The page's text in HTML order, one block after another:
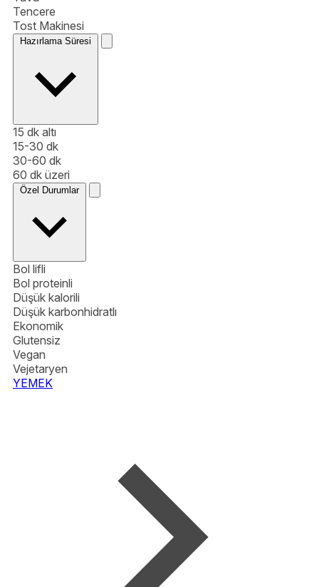
Tencere
Tost Makinesi
Hazırlama Süresi
15 dk altı
15-30 dk
30-60 dk
60 dk üzeri
Özel Durumlar
Bol lifli
Bol proteinli
Düşük kalorili
Düşük karbonhidratlı
Ekonomik
Glutensiz
Vegan
Vejetaryen
YEMEK